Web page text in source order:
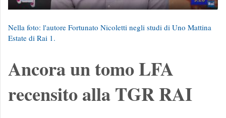
Nella foto: l'autore Fortunato Nicoletti negli studi di Uno Mattina
Estate di Rai 1.
Ancora un tomo LFA
recensito alla TGR RAI